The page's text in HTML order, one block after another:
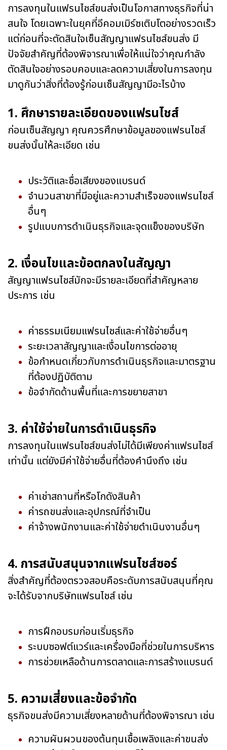
การลงทุนในแฟรนไชส์ขนส่งเป็นโอกาสทางธุรกิจที่น่า
สนใจ โดยเฉพาะในยุคที่อีคอมเมิร์ซเติบโตอย่างรวดเร็ว
แต่ก่อนที่จะตัดสินใจเซ็นสัญญาแฟรนไชส์ขนส่ง มี
ปัจจัยสำคัญที่ต้องพิจารณาเพื่อให้แน่ใจว่าคุณกำลัง
ตัดสินใจอย่างรอบคอบและลดความเสี่ยงในการลงทุน
มาดูกันว่าสิ่งที่ต้องรู้ก่อนเซ็นสัญญามีอะไรบ้าง
1. ศึกษารายละเอียดของแฟรนไชส์
ก่อนเซ็นสัญญา คุณควรศึกษาข้อมูลของแฟรนไชส์
ขนส่งนั้นให้ละเอียด เช่น
ประวัติและชื่อเสียงของแบรนด์
จำนวนสาขาที่มีอยู่และความสำเร็จของแฟรนไชส์
อื่นๆ
รูปแบบการดำเนินธุรกิจและจุดแข็งของบริษัท
2. เงื่อนไขและข้อตกลงในสัญญา
สัญญาแฟรนไชส์มักจะมีรายละเอียดที่สำคัญหลาย
ประการ เช่น
ค่าธรรมเนียมแฟรนไชส์และค่าใช้จ่ายอื่นๆ
ระยะเวลาสัญญาและเงื่อนไขการต่ออายุ
ข้อกำหนดเกี่ยวกับการดำเนินธุรกิจและมาตรฐาน
ที่ต้องปฏิบัติตาม
ข้อจำกัดด้านพื้นที่และการขยายสาขา
3. ค่าใช้จ่ายในการดำเนินธุรกิจ
การลงทุนในแฟรนไชส์ขนส่งไม่ได้มีเพียงค่าแฟรนไชส์
เท่านั้น แต่ยังมีค่าใช้จ่ายอื่นที่ต้องคำนึงถึง เช่น
ค่าเช่าสถานที่หรือโกดังสินค้า
ค่ารถขนส่งและอุปกรณ์ที่จำเป็น
ค่าจ้างพนักงานและค่าใช้จ่ายดำเนินงานอื่นๆ
4. การสนับสนุนจากแฟรนไชส์ซอร์
สิ่งสำคัญที่ต้องตรวจสอบคือระดับการสนับสนุนที่คุณ
จะได้รับจากบริษัทแฟรนไชส์ เช่น
การฝึกอบรมก่อนเริ่มธุรกิจ
ระบบซอฟต์แวร์และเครื่องมือที่ช่วยในการบริหาร
การช่วยเหลือด้านการตลาดและการสร้างแบรนด์
5. ความเสี่ยงและข้อจำกัด
ธุรกิจขนส่งมีความเสี่ยงหลายด้านที่ต้องพิจารณา เช่น
ความผันผวนของต้นทุนเชื้อเพลิงและค่าขนส่ง